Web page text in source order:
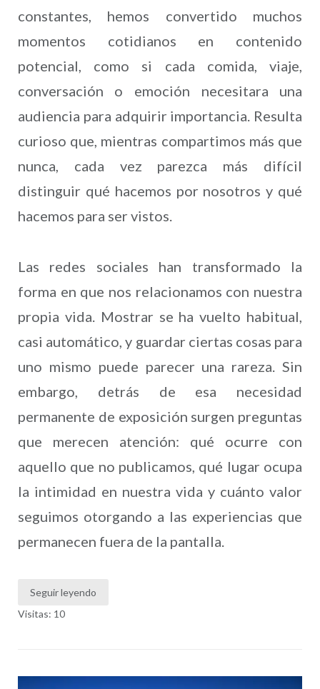
constantes, hemos convertido muchos
momentos cotidianos en contenido
potencial, como si cada comida, viaje,
conversación o emoción necesitara una
audiencia para adquirir importancia. Resulta
curioso que, mientras compartimos más que
nunca, cada vez parezca más difícil
distinguir qué hacemos por nosotros y qué
hacemos para ser vistos.
Las redes sociales han transformado la
forma en que nos relacionamos con nuestra
propia vida. Mostrar se ha vuelto habitual,
casi automático, y guardar ciertas cosas para
uno mismo puede parecer una rareza. Sin
embargo, detrás de esa necesidad
permanente de exposición surgen preguntas
que merecen atención: qué ocurre con
aquello que no publicamos, qué lugar ocupa
la intimidad en nuestra vida y cuánto valor
seguimos otorgando a las experiencias que
permanecen fuera de la pantalla.
Seguir leyendo
Visitas: 10